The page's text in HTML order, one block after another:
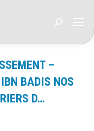
Recherche
–
BADIS NOS
D…